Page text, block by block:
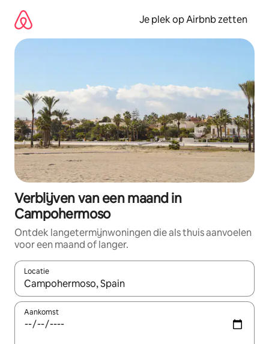
direct
naar
inhoud
Je plek op Airbnb zetten
Verblijven van een maand in
Campohermoso
Ontdek langetermijnwoningen die als thuis aanvoelen
voor een maand of langer.
Locatie
Wanneer er resultaten beschikbaar zijn, maak je een keuze
Aankomst